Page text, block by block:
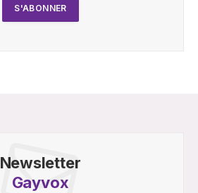
Newsletter
Gayvox